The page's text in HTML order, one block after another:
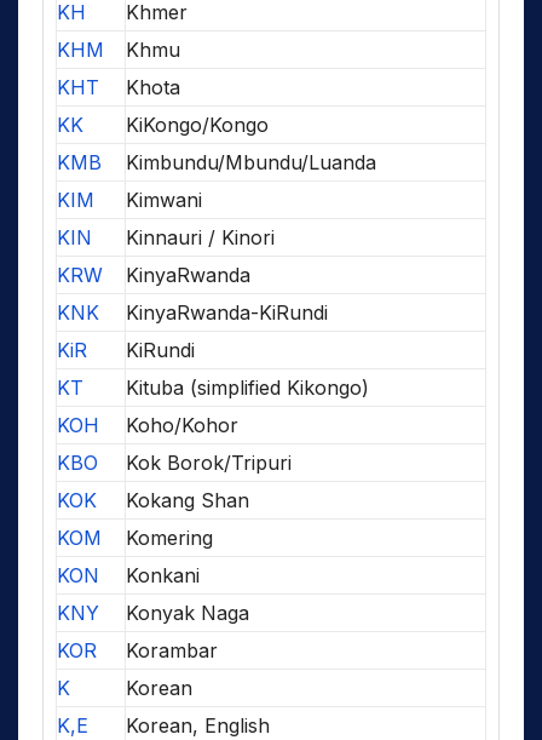
KH
Khmer
KHM
Khmu
KHT
Khota
KK
KiKongo/Kongo
KMB
Kimbundu/Mbundu/Luanda
KIM
Kimwani
KIN
Kinnauri / Kinori
KRW
KinyaRwanda
KNK
KinyaRwanda-KiRundi
KiR
KiRundi
KT
Kituba (simplified Kikongo)
KOH
Koho/Kohor
KBO
Kok Borok/Tripuri
KOK
Kokang Shan
KOM
Komering
KON
Konkani
KNY
Konyak Naga
KOR
Korambar
K
Korean
K,E
Korean, English